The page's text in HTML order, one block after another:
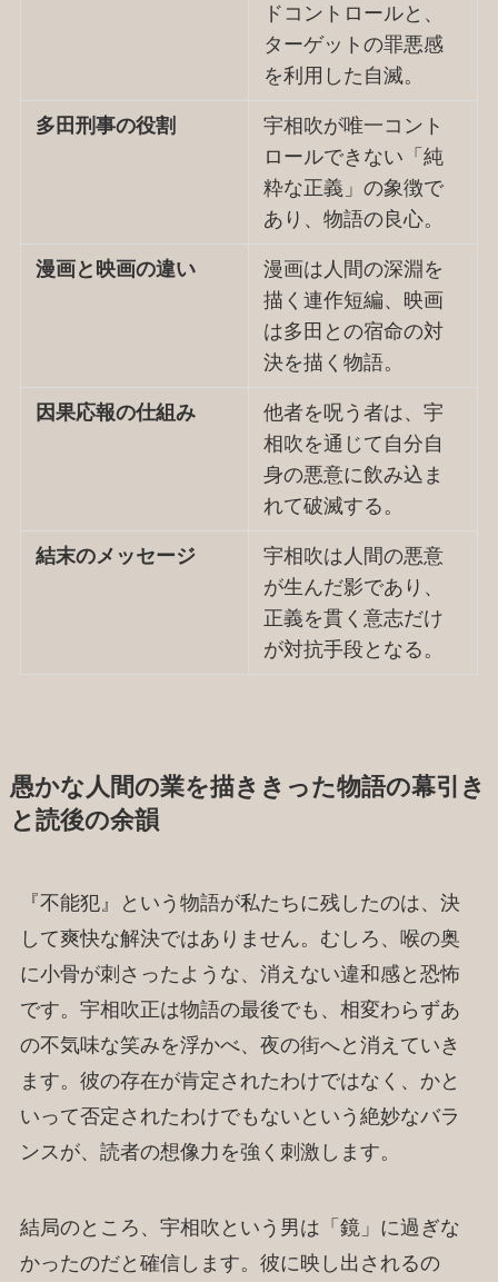
ドコントロールと、
ターゲットの罪悪感
を利用した自滅。
多田刑事の役割
宇相吹が唯一コント
ロールできない「純
粋な正義」の象徴で
あり、物語の良心。
漫画と映画の違い
漫画は人間の深淵を
描く連作短編、映画
は多田との宿命の対
決を描く物語。
因果応報の仕組み
他者を呪う者は、宇
相吹を通じて自分自
身の悪意に飲み込ま
れて破滅する。
結末のメッセージ
宇相吹は人間の悪意
が生んだ影であり、
正義を貫く意志だけ
が対抗手段となる。
愚かな人間の業を描ききった物語の幕引き
と読後の余韻
『不能犯』という物語が私たちに残したのは、決
して爽快な解決ではありません。むしろ、喉の奥
に小骨が刺さったような、消えない違和感と恐怖
です。宇相吹正は物語の最後でも、相変わらずあ
の不気味な笑みを浮かべ、夜の街へと消えていき
ます。彼の存在が肯定されたわけではなく、かと
いって否定されたわけでもないという絶妙なバラ
ンスが、読者の想像力を強く刺激します。
結局のところ、宇相吹という男は「鏡」に過ぎな
かったのだと確信します。彼に映し出されるの